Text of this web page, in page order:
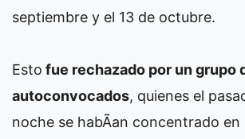
septiembre y el 13 de octubre.
Esto fue rechazado por un grupo
autoconvocados, quienes el
noche se habÃ­an concentrado en